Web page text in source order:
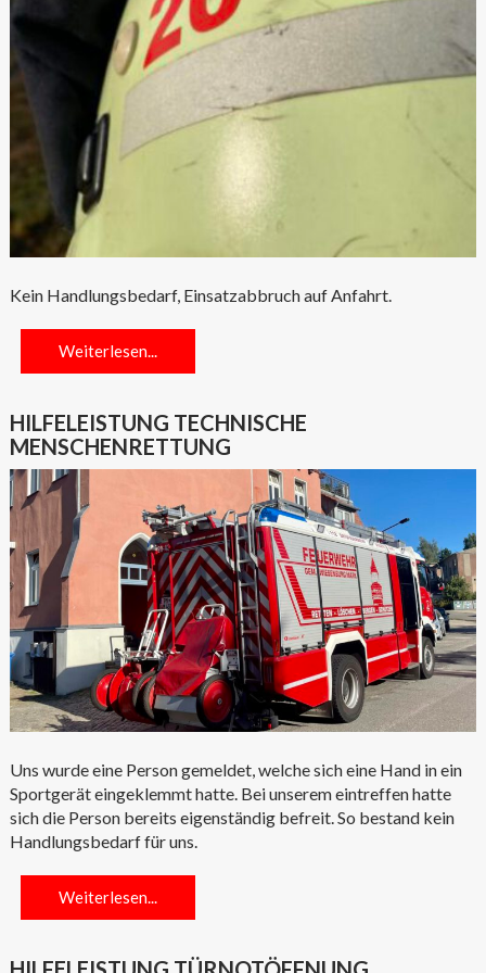
Kein Handlungsbedarf, Einsatzabbruch auf Anfahrt.
Weiterlesen...
HILFELEISTUNG TECHNISCHE
MENSCHENRETTUNG
Uns wurde eine Person gemeldet, welche sich eine Hand in ein
Sportgerät eingeklemmt hatte. Bei unserem eintreffen hatte
sich die Person bereits eigenständig befreit. So bestand kein
Handlungsbedarf für uns.
Weiterlesen...